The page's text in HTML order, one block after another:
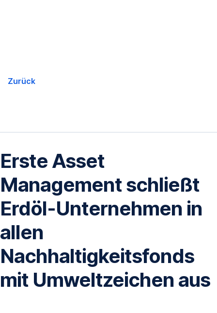
Zurück
Erste Asset
Management schließt
Erdöl-Unternehmen in
allen
Nachhaltigkeitsfonds
mit Umweltzeichen aus